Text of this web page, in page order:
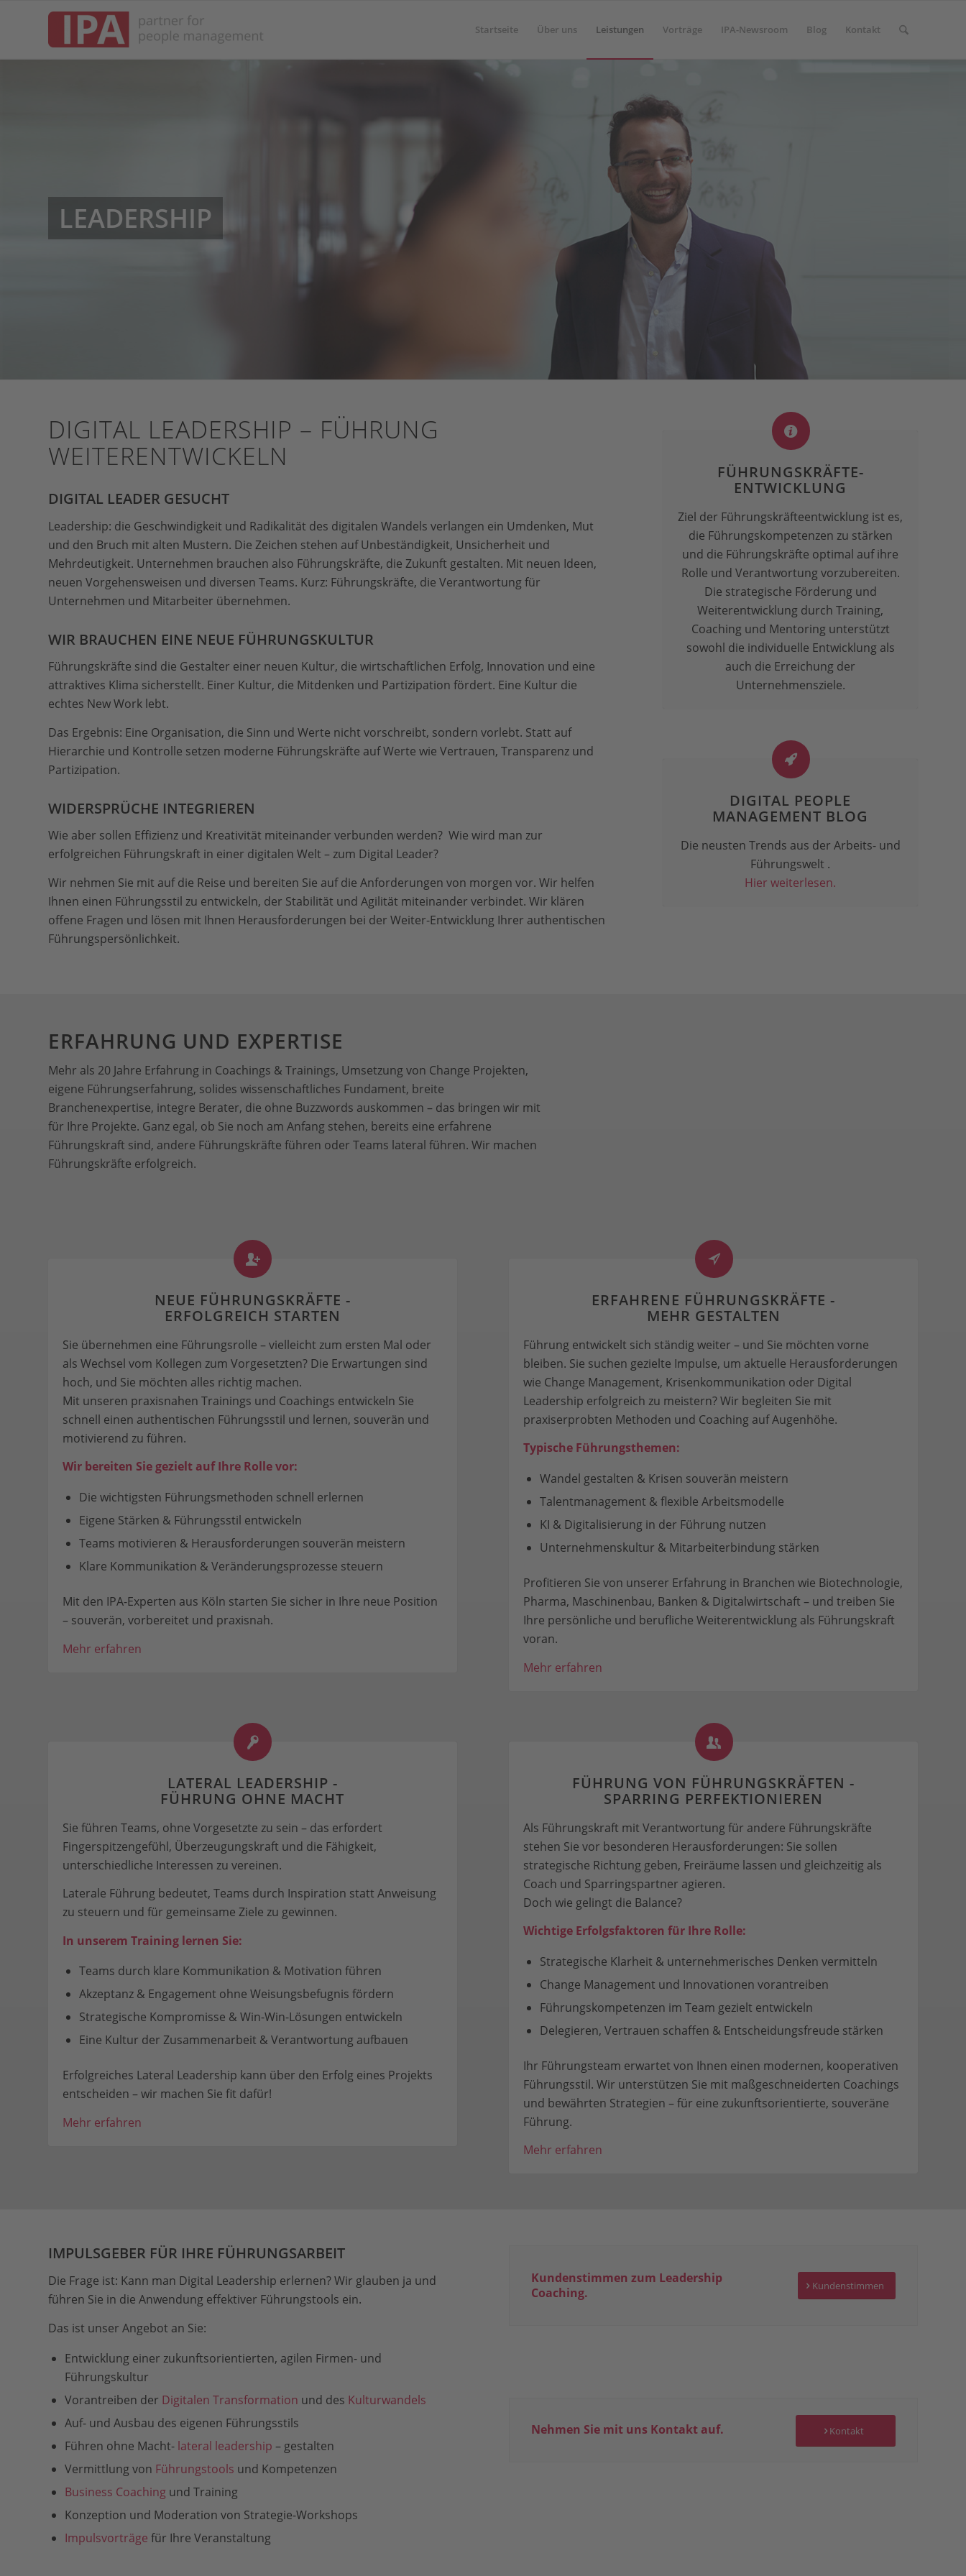
Startseite Über uns Leistungen Vorträge IPA-Newsroom Blog Kontakt
LEADERSHIP
DIGITAL LEADERSHIP – FÜHRUNG
WEITERENTWICKELN
DIGITAL LEADER GESUCHT
Leadership: die Geschwindigkeit und Radikalität des digitalen Wandels verlangen ein Umdenken, Mut
und den Bruch mit alten Mustern. Die Zeichen stehen auf Unbeständigkeit, Unsicherheit und
Mehrdeutigkeit. Unternehmen brauchen also Führungskräfte, die Zukunft gestalten. Mit neuen Ideen,
neuen Vorgehensweisen und diversen Teams. Kurz: Führungskräfte, die Verantwortung für
Unternehmen und Mitarbeiter übernehmen.
WIR BRAUCHEN EINE NEUE FÜHRUNGSKULTUR
Führungskräfte sind die Gestalter einer neuen Kultur, die wirtschaftlichen Erfolg, Innovation und eine
attraktives Klima sicherstellt. Einer Kultur, die Mitdenken und Partizipation fördert. Eine Kultur die
echtes New Work lebt.
Das Ergebnis: Eine Organisation, die Sinn und Werte nicht vorschreibt, sondern vorlebt. Statt auf
Hierarchie und Kontrolle setzen moderne Führungskräfte auf Werte wie Vertrauen, Transparenz und
Partizipation.
WIDERSPRÜCHE INTEGRIEREN
Wie aber sollen Effizienz und Kreativität miteinander verbunden werden? Wie wird man zur
erfolgreichen Führungskraft in einer digitalen Welt – zum Digital Leader?
Wir nehmen Sie mit auf die Reise und bereiten Sie auf die Anforderungen von morgen vor. Wir helfen
Ihnen einen Führungsstil zu entwickeln, der Stabilität und Agilität miteinander verbindet. Wir klären
offene Fragen und lösen mit Ihnen Herausforderungen bei der Weiter-Entwicklung Ihrer authentischen
Führungspersönlichkeit.
FÜHRUNGSKRÄFTE-
ENTWICKLUNG
Ziel der Führungskräfteentwicklung ist es,
die Führungskompetenzen zu stärken
und die Führungskräfte optimal auf ihre
Rolle und Verantwortung vorzubereiten.
Die strategische Förderung und
Weiterentwicklung durch Training,
Coaching und Mentoring unterstützt
sowohl die individuelle Entwicklung als
auch die Erreichung der
Unternehmensziele.
DIGITAL PEOPLE
MANAGEMENT BLOG
Die neusten Trends aus der Arbeits- und
Führungswelt .
Hier weiterlesen.
ERFAHRUNG UND EXPERTISE
Mehr als 20 Jahre Erfahrung in Coachings & Trainings, Umsetzung von Change Projekten,
eigene Führungserfahrung, solides wissenschaftliches Fundament, breite
Branchenexpertise, integre Berater, die ohne Buzzwords auskommen – das bringen wir mit
für Ihre Projekte. Ganz egal, ob Sie noch am Anfang stehen, bereits eine erfahrene
Führungskraft sind, andere Führungskräfte führen oder Teams lateral führen. Wir machen
Führungskräfte erfolgreich.
NEUE FÜHRUNGSKRÄFTE -
ERFOLGREICH STARTEN
Sie übernehmen eine Führungsrolle – vielleicht zum ersten Mal oder
als Wechsel vom Kollegen zum Vorgesetzten? Die Erwartungen sind
hoch, und Sie möchten alles richtig machen.
Mit unseren praxisnahen Trainings und Coachings entwickeln Sie
schnell einen authentischen Führungsstil und lernen, souverän und
motivierend zu führen.
Wir bereiten Sie gezielt auf Ihre Rolle vor:
Die wichtigsten Führungsmethoden schnell erlernen
Eigene Stärken & Führungsstil entwickeln
Teams motivieren & Herausforderungen souverän meistern
Klare Kommunikation & Veränderungsprozesse steuern
Mit den IPA-Experten aus Köln starten Sie sicher in Ihre neue Position
– souverän, vorbereitet und praxisnah.
Mehr erfahren
ERFAHRENE FÜHRUNGSKRÄFTE -
MEHR GESTALTEN
Führung entwickelt sich ständig weiter – und Sie möchten vorne
bleiben. Sie suchen gezielte Impulse, um aktuelle Herausforderungen
wie Change Management, Krisenkommunikation oder Digital
Leadership erfolgreich zu meistern? Wir begleiten Sie mit
praxiserprobten Methoden und Coaching auf Augenhöhe.
Typische Führungsthemen:
Wandel gestalten & Krisen souverän meistern
Talentmanagement & flexible Arbeitsmodelle
KI & Digitalisierung in der Führung nutzen
Unternehmenskultur & Mitarbeiterbindung stärken
Profitieren Sie von unserer Erfahrung in Branchen wie Biotechnologie,
Pharma, Maschinenbau, Banken & Digitalwirtschaft – und treiben Sie
Ihre persönliche und berufliche Weiterentwicklung als Führungskraft
voran.
Mehr erfahren
LATERAL LEADERSHIP -
FÜHRUNG OHNE MACHT
Sie führen Teams, ohne Vorgesetzte zu sein – das erfordert
Fingerspitzengefühl, Überzeugungskraft und die Fähigkeit,
unterschiedliche Interessen zu vereinen.
Laterale Führung bedeutet, Teams durch Inspiration statt Anweisung
zu steuern und für gemeinsame Ziele zu gewinnen.
In unserem Training lernen Sie:
Teams durch klare Kommunikation & Motivation führen
Akzeptanz & Engagement ohne Weisungsbefugnis fördern
Strategische Kompromisse & Win-Win-Lösungen entwickeln
Eine Kultur der Zusammenarbeit & Verantwortung aufbauen
Erfolgreiches Lateral Leadership kann über den Erfolg eines Projekts
entscheiden – wir machen Sie fit dafür!
Mehr erfahren
FÜHRUNG VON FÜHRUNGSKRÄFTEN -
SPARRING PERFEKTIONIEREN
Als Führungskraft mit Verantwortung für andere Führungskräfte
stehen Sie vor besonderen Herausforderungen: Sie sollen
strategische Richtung geben, Freiräume lassen und gleichzeitig als
Coach und Sparringspartner agieren.
Doch wie gelingt die Balance?
Wichtige Erfolgsfaktoren für Ihre Rolle:
Strategische Klarheit & unternehmerisches Denken vermitteln
Change Management und Innovationen vorantreiben
Führungskompetenzen im Team gezielt entwickeln
Delegieren, Vertrauen schaffen & Entscheidungsfreude stärken
Ihr Führungsteam erwartet von Ihnen einen modernen, kooperativen
Führungsstil. Wir unterstützen Sie mit maßgeschneiderten Coachings
und bewährten Strategien – für eine zukunftsorientierte, souveräne
Führung.
Mehr erfahren
IMPULSGEBER FÜR IHRE FÜHRUNGSARBEIT
Die Frage ist: Kann man Digital Leadership erlernen? Wir glauben ja und
führen Sie in die Anwendung effektiver Führungstools ein.
Das ist unser Angebot an Sie:
Entwicklung einer zukunftsorientierten, agilen Firmen- und
Führungskultur
Vorantreiben der Digitalen Transformation und des Kulturwandels
Auf- und Ausbau des eigenen Führungsstils
Führen ohne Macht- lateral leadership – gestalten
Vermittlung von Führungstools und Kompetenzen
Business Coaching und Training
Konzeption und Moderation von Strategie-Workshops
Impulsvorträge für Ihre Veranstaltung
Kundenstimmen zum Leadership
Coaching.
Kundenstimmen
Nehmen Sie mit uns Kontakt auf. Kontakt